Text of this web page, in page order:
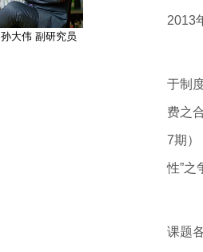
孙大伟 副研究员
2013
于制
费之
7期）
性”之
课题